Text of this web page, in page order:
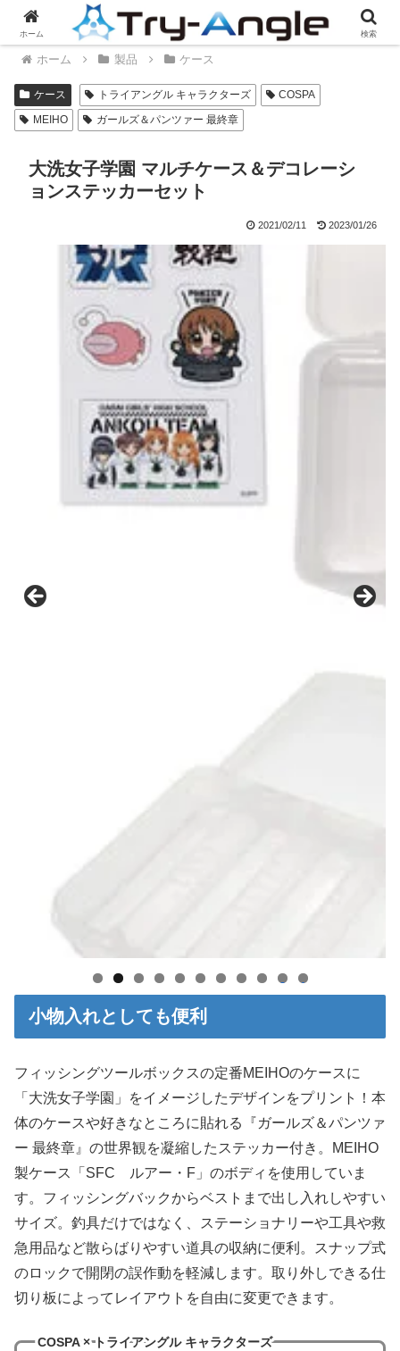
ホーム 製品 ケース
ケース トライアングル キャラクターズ
COSPA
MEIHO
ガールズ＆パンツァー 最終章
大洗女子学園 マルチケース＆デコレーシ
ョンステッカーセット
2021/02/11 2023/01/26
0 1
小物入れとしても便利
フィッシングツールボックスの定番MEIHOのケースに
「大洗女子学園」をイメージしたデザインをプリント！本
体のケースや好きなところに貼れる『ガールズ＆パンツァ
ー 最終章』の世界観を凝縮したステッカー付き。MEIHO
製ケース「SFC ルアー・F」のボディを使用していま
す。フィッシングバックからベストまで出し入れしやすい
サイズ。釣具だけではなく、ステーショナリーや工具や救
急用品など散らばりやすい道具の収納に便利。スナップ式
のロックで開閉の誤作動を軽減します。取り外しできる仕
切り板によってレイアウトを自由に変更できます。
COSPA × トライアングル キャラクターズ
ホーム 検索